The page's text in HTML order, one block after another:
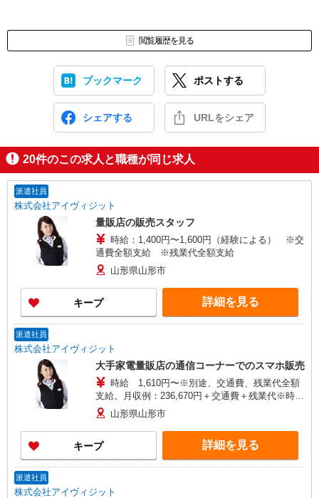
閲覧履歴を見る
ブックマーク ポストする
シェアする URLをシェア
20件のこの求人と職種が同じ求人
派遣社員
株式会社アイヴィジット
量販店の販売スタッフ
時給：1,400円〜1,600円（経験による） ※交
通費全額支給 ※残業代全額支給
山形県山形市
キープ 詳細を見る
派遣社員
株式会社アイヴィジット
大手家電量販店の通信コーナーでのスマホ販売
時給 1,610円〜※別途、交通費、残業代全額
支給。月収例：236,670円＋交通費＋残業代※時給
1,610円×1日7時間勤務×21日計算の場合
山形県山形市
キープ 詳細を見る
派遣社員
株式会社アイヴィジット